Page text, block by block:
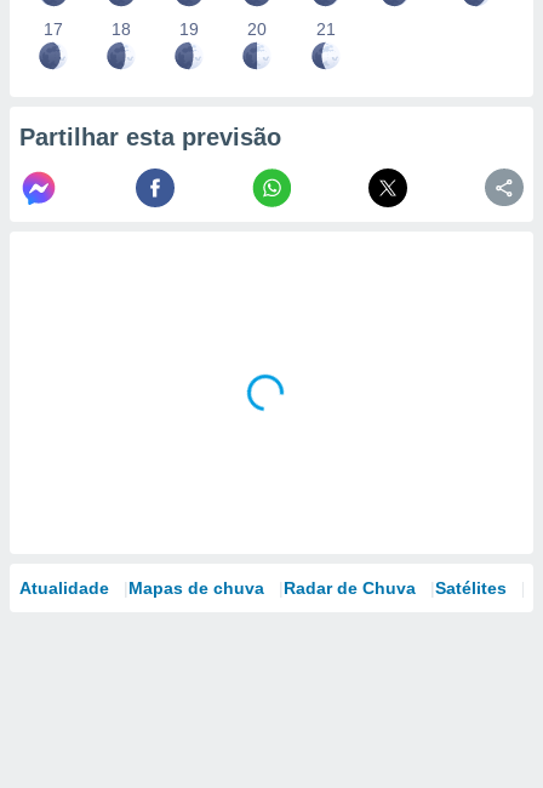
17 18 19 20 21
Partilhar esta previsão
Atualidade Mapas de chuva Radar de Chuva Satélites